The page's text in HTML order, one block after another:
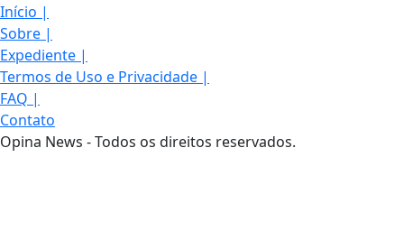
Início |
Sobre |
Expediente |
Termos de Uso e Privacidade |
FAQ |
Contato
Opina News - Todos os direitos reservados.